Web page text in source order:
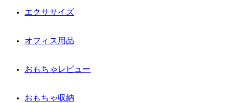
#エクササイズ
#オフィス用品
#おもちゃレビュー
#おもちゃ収納